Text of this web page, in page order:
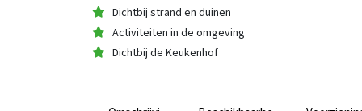
Dichtbij strand en duinen
Activiteiten in de omgeving
Dichtbij de Keukenhof